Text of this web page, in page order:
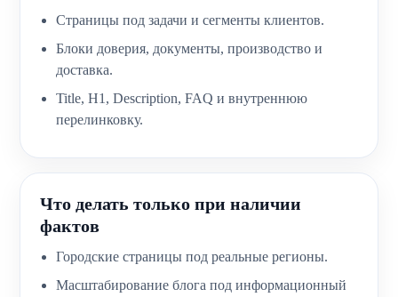
Страницы под задачи и сегменты клиентов.
Блоки доверия, документы, производство и
доставка.
Title, H1, Description, FAQ и внутреннюю
перелинковку.
Что делать только при наличии
фактов
Городские страницы под реальные регионы.
Масштабирование блога под информационный